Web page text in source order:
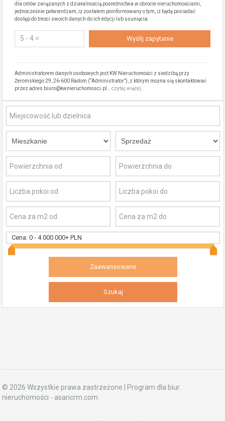
dla celów związanych z działalnością pośrednictwa w obrocie nieruchomościami,
jednocześnie potwierdzam, iż zostałem poinformowany o tym, iż będę posiadać
dostęp do treści swoich danych do ich edycji lub usunięcia.
Administratorem danych osobowych jest KW Nieruchomości z siedzibą przy
Żeromskiego 29, 26-600 Radom (“Administrator”), z którym można się skontaktować
przez adres biuro@kwnieruchomosci.pl… czytaj więcej
Cena: 0 - 4 000 000+ PLN
© 2026 Wszystkie prawa zastrzeżone | Program dla biur
nieruchomości - asaricrm.com